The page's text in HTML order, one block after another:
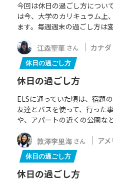
今回は休日の過ごし方につい
は今、大学のカリキュラム上
ます。毎週週末の過ごし方
江森聖華 さん カナダ
休日の過ごし方
休日の過ごし方
ELSに通っていた頃は、宿題
友達とバスを使って、行った
や、アパートの近くの公園
敦澤李里海 さん ア
休日の過ごし方
休日の過ごし方